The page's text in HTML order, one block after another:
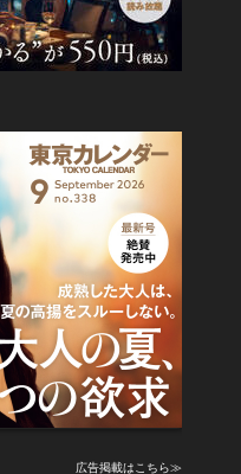
広告掲載はこちら≫